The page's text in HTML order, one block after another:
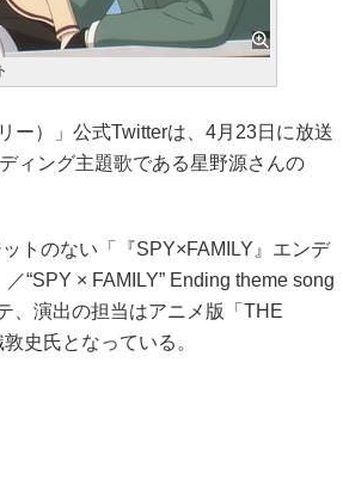
）」公式Twitterは、4月23日に放送
ィング主題歌である星野源さんの
トのない「『SPY×FAMILY』エンデ
“SPY × FAMILY” Ending theme song
、演出の担当はアニメ版「THE
史氏となっている。